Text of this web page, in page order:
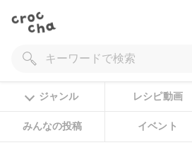
ジャンル レシピ動画
みんなの投稿 イベント